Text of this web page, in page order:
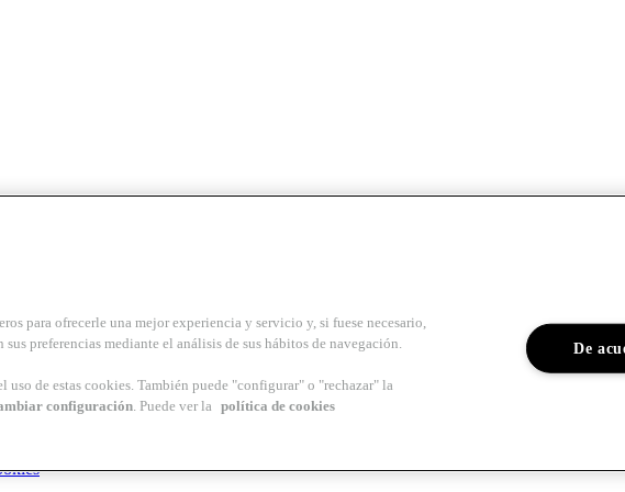
8.30 a 14 h.
h.
de formación para arquitectos y profesionales del sector del
para ofrecerle una mejor experiencia y servicio y, si fuese necesario,
preferencias mediante el análisis de sus hábitos de navegación.
uso de estas cookies. También puede "configurar" o "rechazar" la
configuración. Puede ver la política de cookies
De